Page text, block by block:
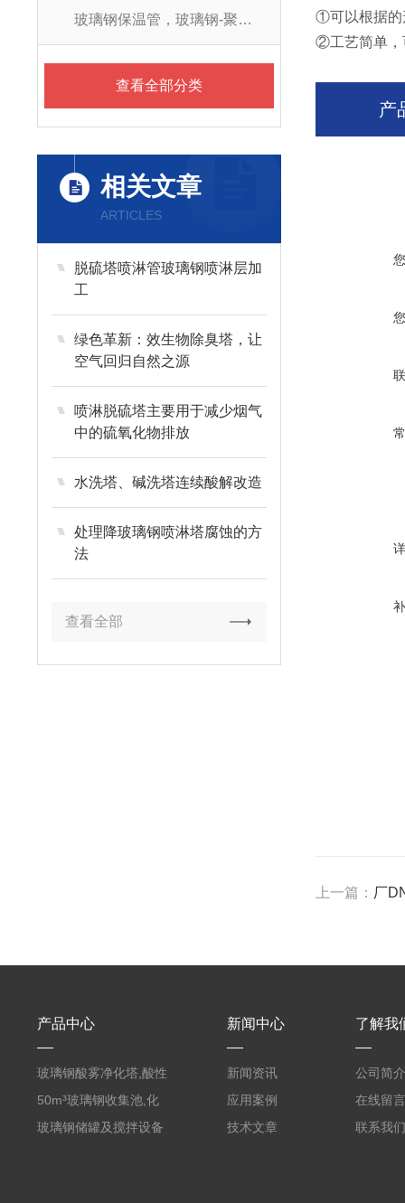
玻璃钢保温管，玻璃钢-聚氨酯防腐保温管
查看全部分类
相关文章
ARTICLES
脱硫塔喷淋管玻璃钢喷淋层加
工
绿色革新：效生物除臭塔，让
空气回归自然之源
喷淋脱硫塔主要用于减少烟气
中的硫氧化物排放
水洗塔、碱洗塔连续酸解改造
处理降玻璃钢喷淋塔腐蚀的方
法
查看全部
①可以根据的
②工艺简单，
产
上一篇： 厂
产品中心
玻璃钢酸雾净化塔,酸性
废气洗涤塔处理工艺
50m³玻璃钢收集池,化
粪罐
玻璃钢储罐及搅拌设备
新闻中心
新闻资讯
应用案例
技术文章
了解我
公司简介
在线留言
联系我们